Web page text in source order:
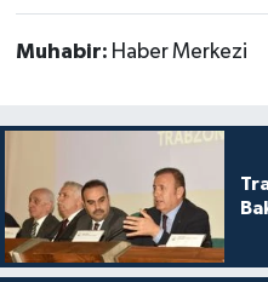
Muhabir: Haber Merkezi